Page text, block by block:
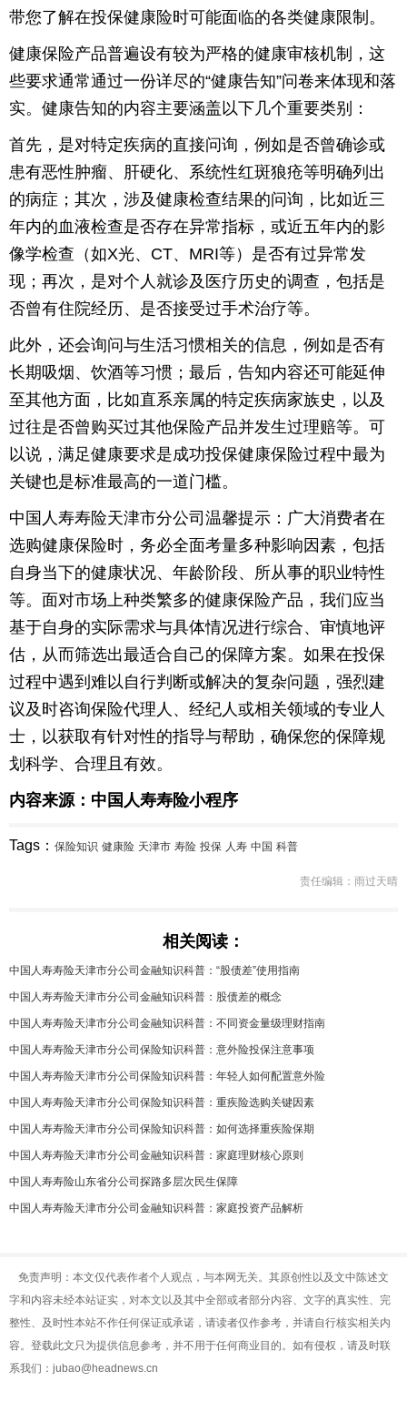
经
文
化
带您了解在投保健康险时可能面临的各类健康限制。
健康保险产品普遍设有较为严格的健康审核机制，这
些要求通常通过一份详尽的“健康告知”问卷来体现和落
实。健康告知的内容主要涵盖以下几个重要类别：
首先，是对特定疾病的直接问询，例如是否曾确诊或
患有恶性肿瘤、肝硬化、系统性红斑狼疮等明确列出
的病症；其次，涉及健康检查结果的问询，比如近三
年内的血液检查是否存在异常指标，或近五年内的影
像学检查（如X光、CT、MRI等）是否有过异常发
现；再次，是对个人就诊及医疗历史的调查，包括是
否曾有住院经历、是否接受过手术治疗等。
此外，还会询问与生活习惯相关的信息，例如是否有
长期吸烟、饮酒等习惯；最后，告知内容还可能延伸
至其他方面，比如直系亲属的特定疾病家族史，以及
过往是否曾购买过其他保险产品并发生过理赔等。可
以说，满足健康要求是成功投保健康保险过程中最为
关键也是标准最高的一道门槛。
中国人寿寿险天津市分公司温馨提示：广大消费者在
选购健康保险时，务必全面考量多种影响因素，包括
自身当下的健康状况、年龄阶段、所从事的职业特性
等。面对市场上种类繁多的健康保险产品，我们应当
基于自身的实际需求与具体情况进行综合、审慎地评
估，从而筛选出最适合自己的保障方案。如果在投保
过程中遇到难以自行判断或解决的复杂问题，强烈建
议及时咨询保险代理人、经纪人或相关领域的专业人
士，以获取有针对性的指导与帮助，确保您的保障规
划科学、合理且有效。
内容来源：中国人寿寿险小程序
Tags： 保险知识 健康险 天津市 寿险 投保 人寿 中国 科普
责任编辑：雨过天晴
相关阅读：
中国人寿寿险天津市分公司金融知识科普：“股债差”使用指南
中国人寿寿险天津市分公司金融知识科普：股债差的概念
中国人寿寿险天津市分公司金融知识科普：不同资金量级理财指南
中国人寿寿险天津市分公司保险知识科普：意外险投保注意事项
中国人寿寿险天津市分公司保险知识科普：年轻人如何配置意外险
中国人寿寿险天津市分公司保险知识科普：重疾险选购关键因素
中国人寿寿险天津市分公司保险知识科普：如何选择重疾险保期
中国人寿寿险天津市分公司金融知识科普：家庭理财核心原则
中国人寿寿险山东省分公司探路多层次民生保障
中国人寿寿险天津市分公司金融知识科普：家庭投资产品解析
免责声明：本文仅代表作者个人观点，与本网无关。其原创性以及文中陈述文
字和内容未经本站证实，对本文以及其中全部或者部分内容、文字的真实性、完
整性、及时性本站不作任何保证或承诺，请读者仅作参考，并请自行核实相关内
容。登载此文只为提供信息参考，并不用于任何商业目的。如有侵权，请及时联
系我们：jubao@headnews.cn